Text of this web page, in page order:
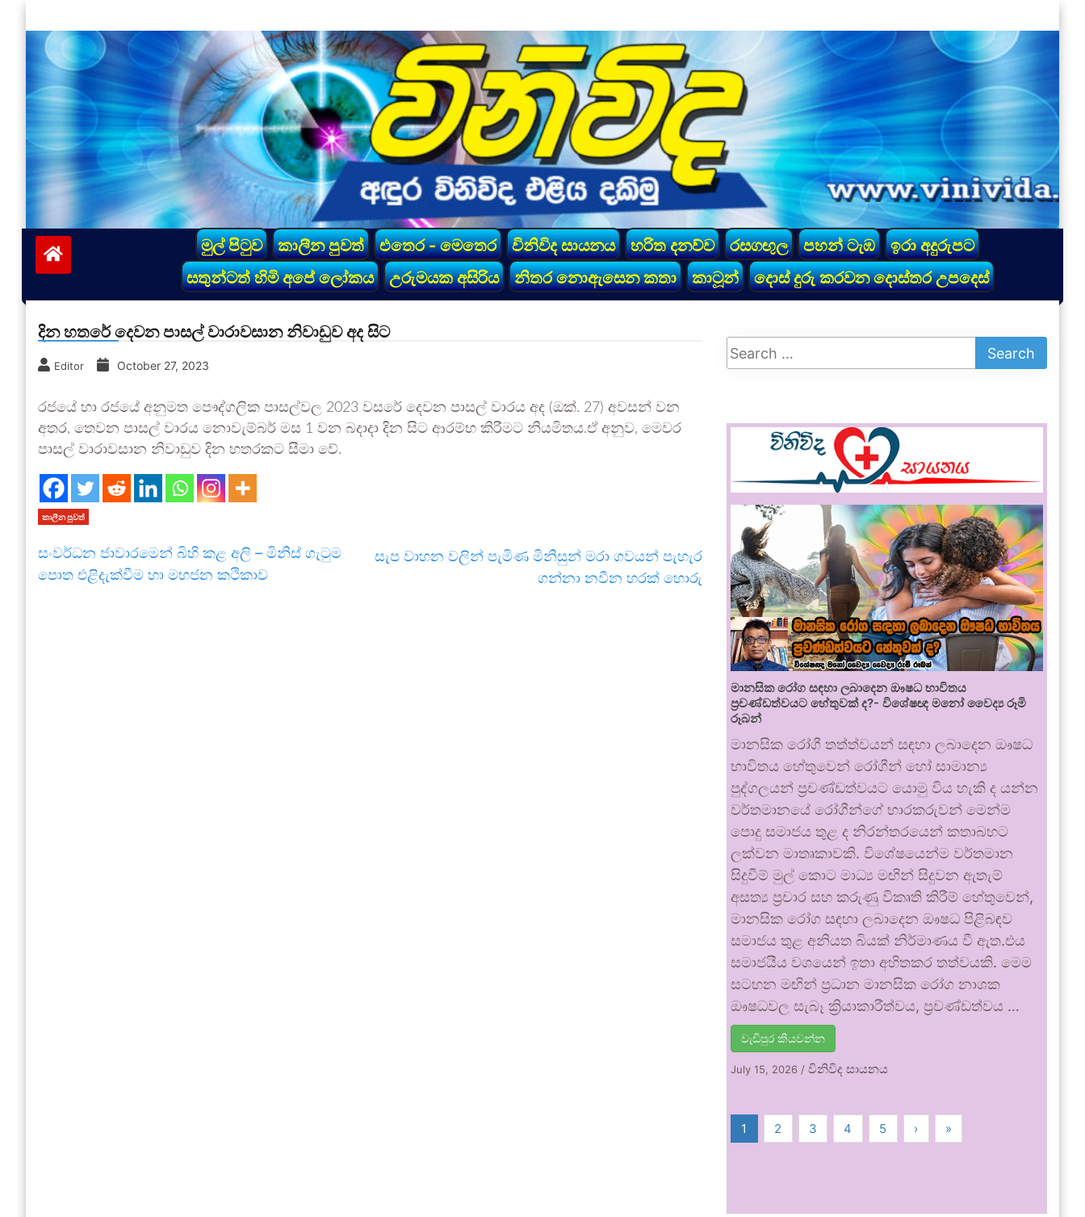
to
content
vinivida.lk
මුල් පිටුව කාලීන පුවත් එතෙර - මෙතෙර විනිවිද සායනය හරිත දනව්ව රසගඟුල පහන් ටැඹ
ඉරා අදුරුපට
සතුන්ටත් හිමි අපේ ලෝකය
උරුමයක අසිරිය නිතර නොඇසෙන කතා කාටූන් දොස් දුරු කරවන දොස්තර උපදෙස්
දින හතරේ දෙවන පාසල් වාරාවසාන නිවාඩුව අද සිට
Editor October 27, 2023
රජයේ හා රජයේ අනුමත පෞද්ගලික පාසල්වල 2023 වසරේ දෙවන පාසල් වාරය අද (ඔක්. 27) අවසන් වන
අතර, තෙවන පාසල් වාරය නොවැම්බර් මස 1 වන බදාදා දින සිට ආරම්භ කිරීමට නියමිතය.ඒ අනුව, මෙවර
පාසල් වාරාවසාන නිවාඩුව දින හතරකට සීමා වේ.
කාලීන පුවත්
සංවර්ධන ජාවාරමෙන් බිහි කළ අලි – මිනිස් ගැටුම
පොත එළිදැක්වීම හා මහජන කථිකාව
සැප වාහන වලින් පැමිණ මිනිසුන් මරා ගවයන් පැහැර
ගන්නා නවීන හරක් හොරු
මානසික රෝග සඳහා ලබාදෙන ඖෂධ භාවිතය
ප්‍රචණ්ඩත්වයට හේතුවක් ද?- විශේෂඥ මනෝ වෛද්‍ය රූමි
රූබන්
මානසික රෝගී තත්ත්වයන් සඳහා ලබාදෙන ඖෂධ
භාවිතය හේතුවෙන් රෝගීන් හෝ සාමාන්‍ය
පුද්ගලයන් ප්‍රචණ්ඩත්වයට යොමු විය හැකි ද යන්න
වර්තමානයේ රෝගීන්ගේ භාරකරුවන් මෙන්ම
පොදු සමාජය තුළ ද නිරන්තරයෙන් කතාබහට
ලක්වන මාතෘකාවකි. විශේෂයෙන්ම වර්තමාන
සිදුවීම් මුල් කොට මාධ්‍ය මඟින් සිදුවන ඇතැම්
අසත්‍ය ප්‍රචාර සහ කරුණු විකෘති කිරීම් හේතුවෙන්,
මානසික රෝග සඳහා ලබාදෙන ඖෂධ පිළිබඳව
සමාජය තුළ අනියත බියක් නිර්මාණය වී ඇත.එය
සමාජයීය වශයෙන් ඉතා අහිතකර තත්වයකි. මෙම
සටහන මඟින් ප්‍රධාන මානසික රෝග නාශක
ඖෂධවල සැබෑ ක්‍රියාකාරීත්වය, ප්‍රචණ්ඩත්වය …
වැඩිපුර කියවන්න
July 15, 2026 /විනිවිද සායනය
1 2 3 4 5 › »